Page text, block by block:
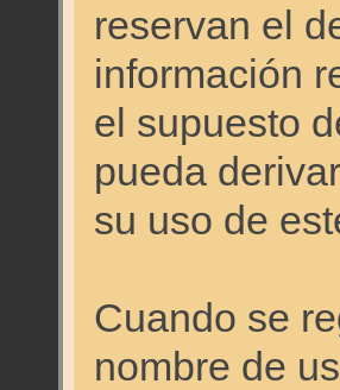
reservan el
información
el supuesto
pueda
su uso de
Cuando se
nombre de